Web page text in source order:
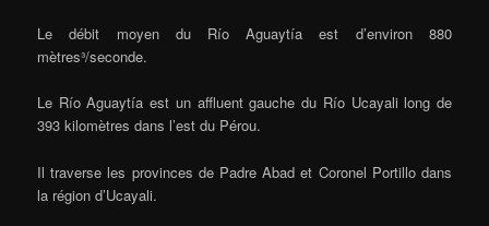
Le débit moyen du Río Aguaytía est d’environ 880
mètres³/seconde.
Le Río Aguaytía est un affluent gauche du Río Ucayali long de
393 kilomètres dans l’est du Pérou.
Il traverse les provinces de Padre Abad et Coronel Portillo dans
la région d’Ucayali.